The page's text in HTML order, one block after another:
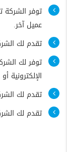
توفر
عميل آخر.
تقدم لك
توفر لك
الإلكترونية
تقدم لك
تقدم لك